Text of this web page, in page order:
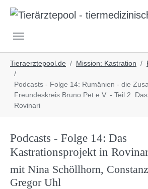
Tieraerztepool.de
Mission: Kastration
Podcasts - Folge 14: Rumänien - die
Freundeskreis Bruno Pet e.V. - Teil 2:
Rovinari
Podcasts - Folge 14: Das
Kastrationsprojekt in
mit Nina Schöllhorn,
Gregor Uhl